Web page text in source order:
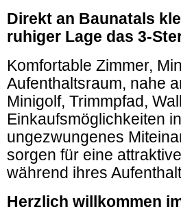
Direkt an Baunatals
ruhiger Lage das 3-
Komfortable Zimmer,
Aufenthaltsraum, nahe
Minigolf, Trimmpfad,
Einkaufsmöglichkeiten
ungezwungenes
sorgen für eine
während ihres
Herzlich willkommen